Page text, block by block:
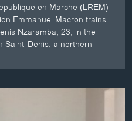
en Marche (LREM)
Emmanuel Macron trains
Nzaramba, 23, in the
Saint-Denis, a northern